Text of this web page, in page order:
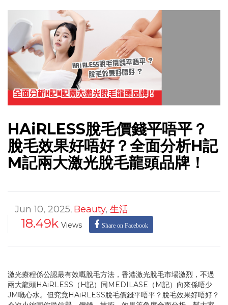
HAiRLESS脫毛價錢平唔平？
脫毛效果好唔好？全面分析H記
M記兩大激光脫毛龍頭品牌！
Jun 10, 2025, Beauty, 生活
18.49k Views Share on Facebook
激光療程係公認最有效嘅脫毛方法，香港激光脫毛市場激烈，不過
兩大龍頭HAiRLESS（H記）同MEDILASE（M記）向來係唔少
JM嘅心水。但究竟HAiRLESS脫毛價錢平唔平？脫毛效果好唔好？